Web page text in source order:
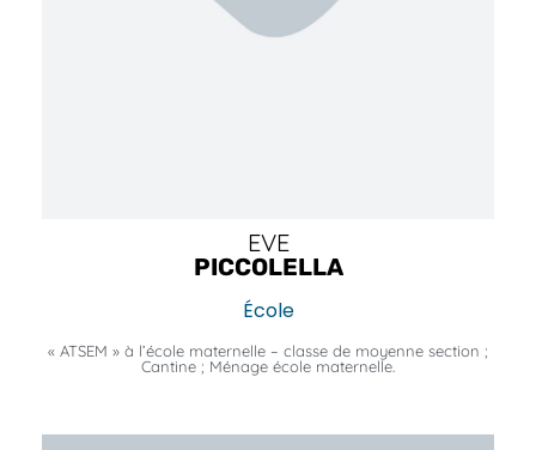
EVE
PICCOLELLA
École
« ATSEM » à l’école maternelle – classe de moyenne section ;
Cantine ; Ménage école maternelle.